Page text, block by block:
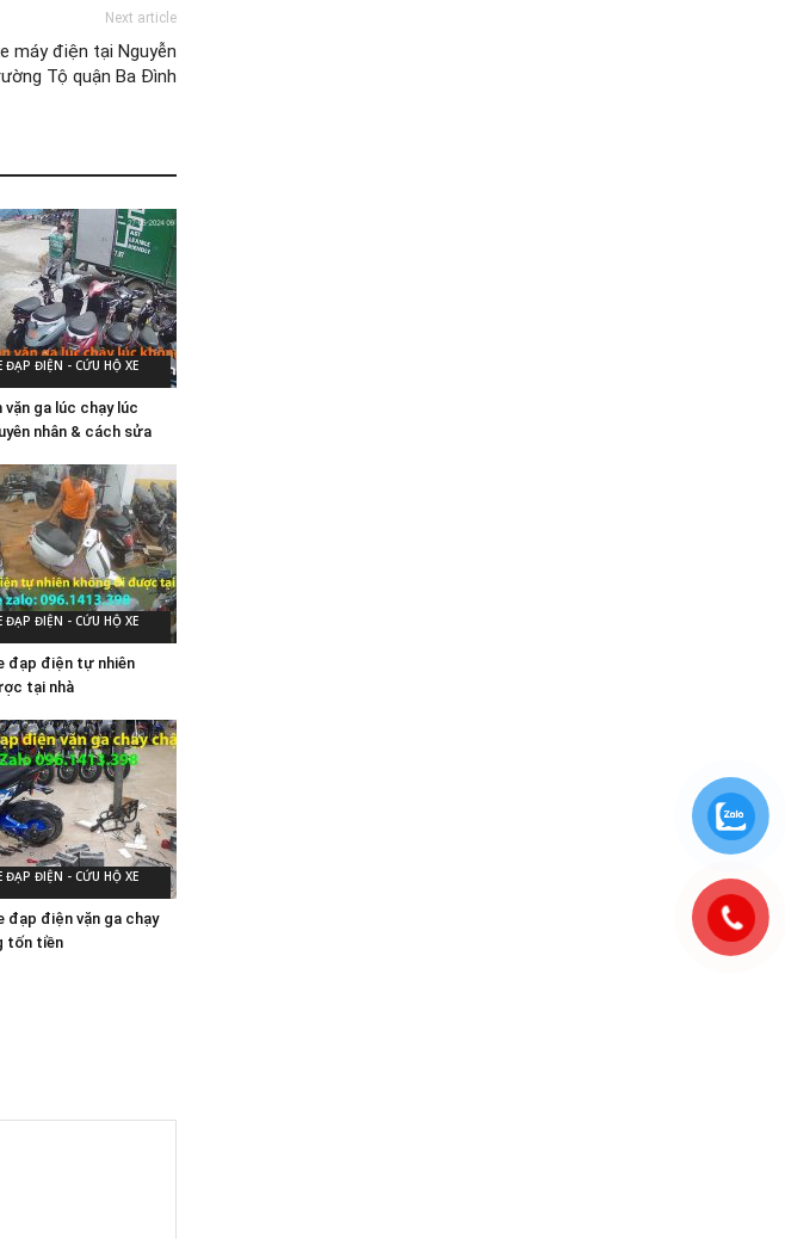
Next article
máy điện tại Nguyễn
Tộ quận Ba Đình
ĐẠP ĐIỆN - CỨU HỘ XE
ga lúc chạy lúc
nhân & cách sửa
ĐẠP ĐIỆN - CỨU HỘ XE
đạp điện tự nhiên
tại nhà
ĐẠP ĐIỆN - CỨU HỘ XE
đạp điện vặn ga chạy
tốn tiền